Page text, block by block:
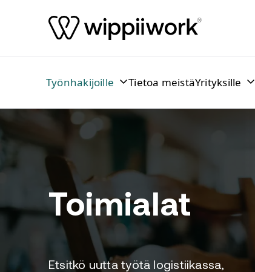
Työnhakijoille Tietoa meistäYrityksille
Toimialat
Etsitkö uutta työtä logistiikassa,